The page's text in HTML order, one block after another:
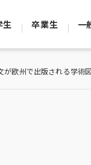
生 卒業生 一
が欧州で出版される学術